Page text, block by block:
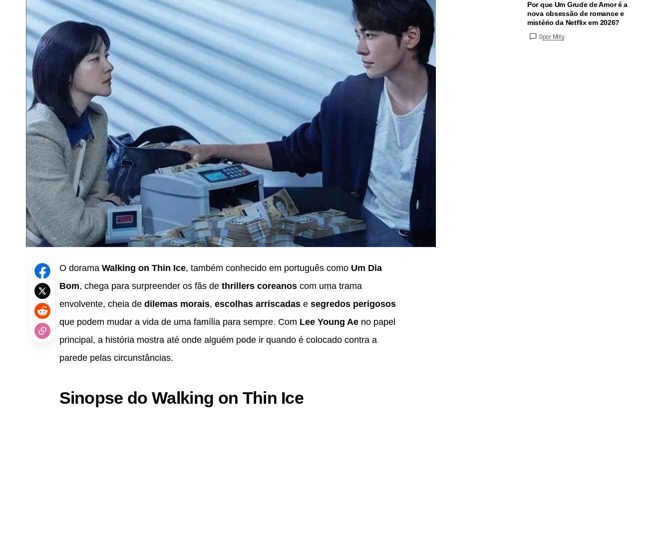
O dorama Walking on Thin Ice, também conhecido em português como Um Dia
Bom, chega para surpreender os fãs de thrillers coreanoscom uma trama
envolvente, cheia de dilemas morais, escolhas arriscadase segredos perigosos
que podem mudar a vida de uma família para sempre. Com Lee Young Aeno papel
principal, a história mostra até onde alguém pode ir quando é colocado contra a
parede pelas circunstâncias.
Sinopse do Walking on Thin Ice
Por que Um Grude de Amor é a
nova obsessão de romance e
mistério da Netflix em 2026?
0por Milly